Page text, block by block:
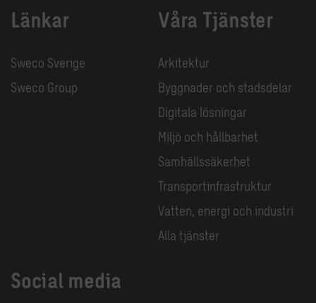
Länkar
Sweco Sverige
Sweco Group
Våra Tjänster
Arkitektur
Byggnader och stadsdelar
Digitala lösningar
Miljö och hållbarhet
Samhällssäkerhet
Transportinfrastruktur
Vatten, energi och industri
Alla tjänster
Social media